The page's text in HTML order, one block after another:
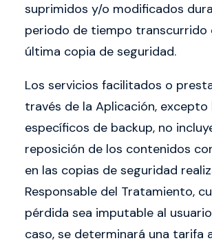
suprimidos y/o modificados
periodo de tiempo transcurrido
última copia de seguridad.
Los servicios facilitados o
través de la Aplicación, excepto
específicos de backup, no
reposición de los contenidos
en las copias de seguridad
Responsable del Tratamiento,
pérdida sea imputable al
caso, se determinará una tarifa